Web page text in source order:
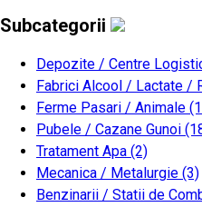
Subcategorii
Depozite / Centre
Fabrici Alcool / Lactate /
Ferme Pasari / Animale
Pubele / Cazane Gunoi
Tratament Apa (2)
Mecanica / Metalurgie (3)
Benzinarii / Statii de